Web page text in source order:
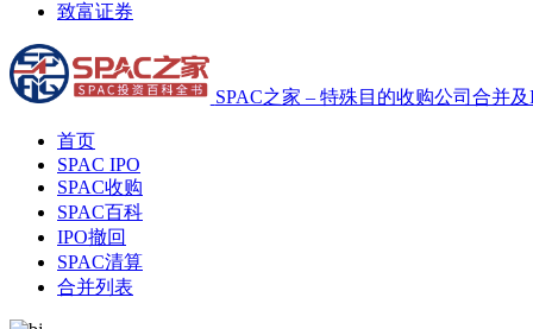
致富证券
SPAC之家 – 特殊目的收购公司合并
首页
SPAC IPO
SPAC收购
SPAC百科
IPO撤回
SPAC清算
合并列表